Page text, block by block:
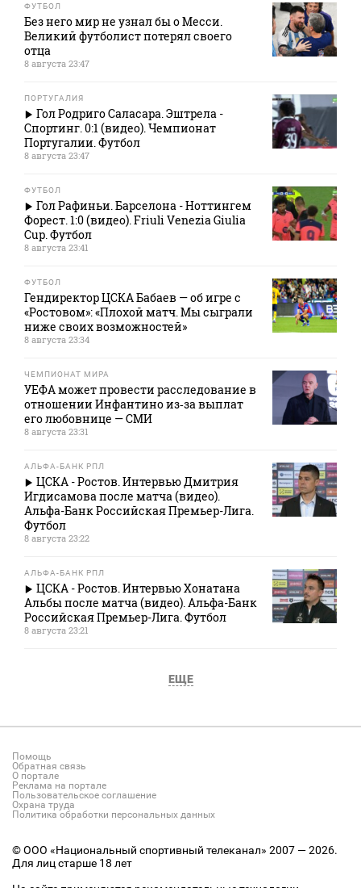
ФУТБОЛ
Без него мир не узнал бы о Месси.
Великий футболист потерял своего
отца
8 августа 23:47
ПОРТУГАЛИЯ
Гол Родриго Саласара. Эштрела -
Спортинг. 0:1 (видео). Чемпионат
Португалии. Футбол
8 августа 23:47
ФУТБОЛ
Гол Рафиньи. Барселона - Ноттингем
Форест. 1:0 (видео). Friuli Venezia Giulia
Cup. Футбол
8 августа 23:41
ФУТБОЛ
Гендиректор ЦСКА Бабаев — об игре с
«Ростовом»: «Плохой матч. Мы сыграли
ниже своих возможностей»
8 августа 23:34
ЧЕМПИОНАТ МИРА
УЕФА может провести расследование в
отношении Инфантино из‑за выплат
его любовнице — СМИ
8 августа 23:31
АЛЬФА-БАНК РПЛ
ЦСКА - Ростов. Интервью Дмитрия
Игдисамова после матча (видео).
Альфа-Банк Российская Премьер-Лига.
Футбол
8 августа 23:22
АЛЬФА-БАНК РПЛ
ЦСКА - Ростов. Интервью Хонатана
Альбы после матча (видео). Альфа-Банк
Российская Премьер-Лига. Футбол
8 августа 23:21
ЕЩЕ
Помощь
Обратная связь
О портале
Реклама на портале
Пользовательское соглашение
Охрана труда
Политика обработки персональных данных
© ООО «Национальный спортивный телеканал» 2007 — 2026.
Для лиц старше 18 лет